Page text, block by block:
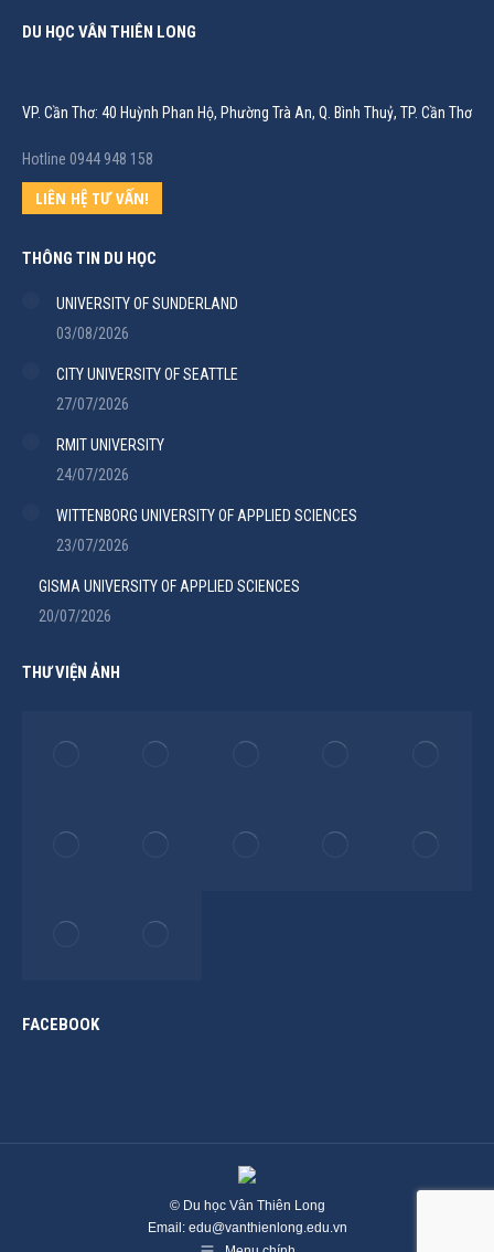
DU HỌC VÂN THIÊN LONG
VP. Cần Thơ: 40 Huỳnh Phan Hộ, Phường Trà An, Q. Bình Thuỷ, TP. Cần Thơ
Hotline 0944 948 158
LIÊN HỆ TƯ VẤN!
THÔNG TIN DU HỌC
UNIVERSITY OF SUNDERLAND
03/08/2026
CITY UNIVERSITY OF SEATTLE
27/07/2026
RMIT UNIVERSITY
24/07/2026
WITTENBORG UNIVERSITY OF APPLIED SCIENCES
23/07/2026
GISMA UNIVERSITY OF APPLIED SCIENCES
20/07/2026
THƯ VIỆN ẢNH
FACEBOOK
© Du học Vân Thiên Long
Email: edu@vanthienlong.edu.vn